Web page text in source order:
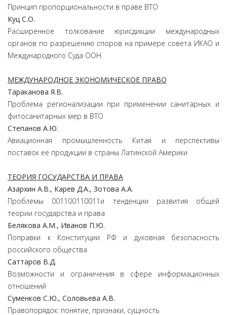
Принцип пропорциональности в праве ВТО
Куц С.О.
Расширенное толкование юрисдикции международных
органов по разрешению споров на примере совета ИКАО и
Международного Суда ООН
МЕЖДУНАРОДНОЕ ЭКОНОМИЧЕСКОЕ ПРАВО
Тараканова Я.В.
Проблема регионализации при применении санитарных и
фитосанитарных мер в ВТО
Степанов А.Ю.
Авиационная промышленность Китая и перспективы
поставок её продукции в страны Латинской Америки
ТЕОРИЯ ГОСУДАРСТВА И ПРАВА
Азархин А.В., Карев Д.А., Зотова А.А.
Проблемы 001100110011и тенденции развития общей
теории государства и права
Белякова А.М., Иванов П.Ю.
Поправки к Конституции РФ и духовная безопасность
российского общества
Саттаров В.Д.
Возможности и ограничения в сфере информационных
отношений
Суменков С.Ю., Соловьева А.В.
Правопорядок: понятие, признаки, сущность